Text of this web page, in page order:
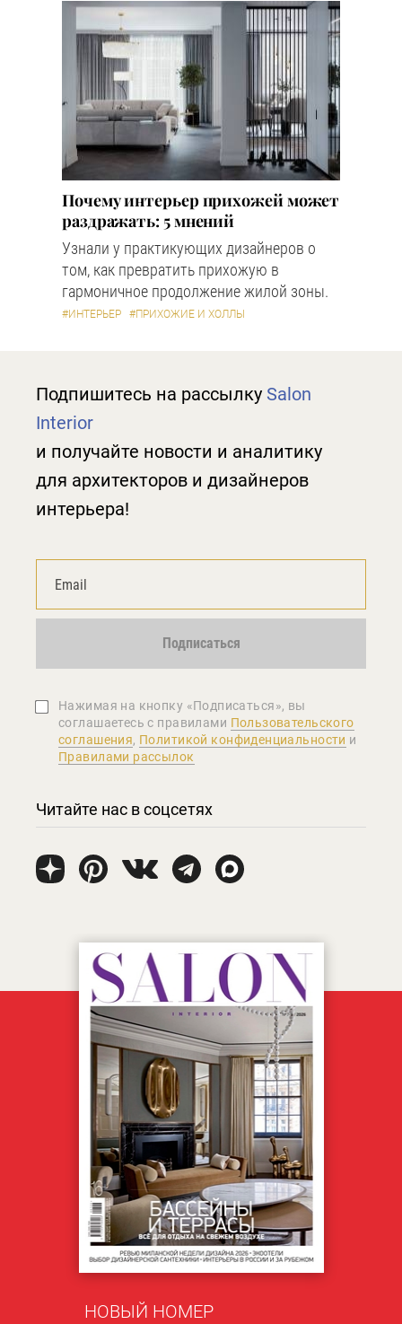
Почему интерьер прихожей может
раздражать: 5 мнений
Узнали у практикующих дизайнеров о
том, как превратить прихожую в
гармоничное продолжение жилой зоны.
#ИНТЕРЬЕР #ПРИХОЖИЕ И ХОЛЛЫ
Подпишитесь на рассылку Salon
Interior
и получайте новости и аналитику
для архитекторов и дизайнеров
интерьера!
Подписаться
Нажимая на кнопку «Подписаться», вы
соглашаетеcь с правилами Пользовательского
соглашения, Политикой конфиденциальности и
Правилами рассылок
Читайте нас в соцсетях
НОВЫЙ НОМЕР